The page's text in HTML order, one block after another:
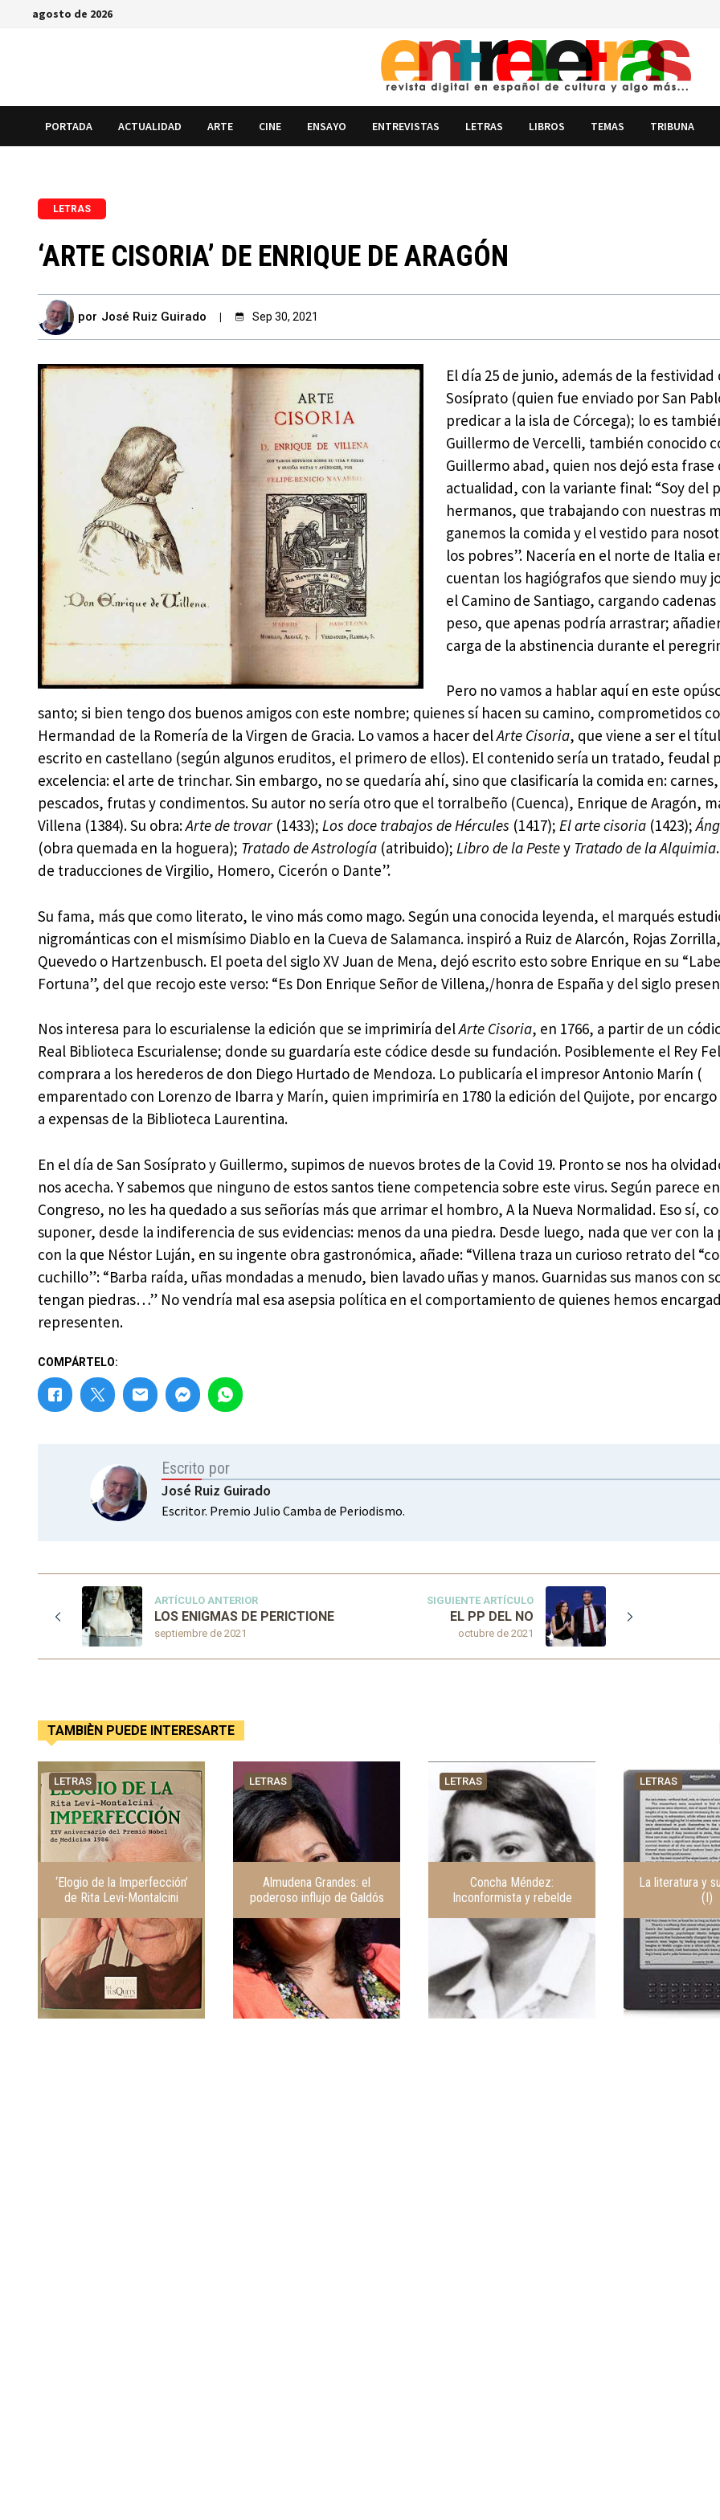
Saltaragosto de 2026
PORTADA ACTUALIDAD ARTE CINE ENSAYO ENTREVISTAS LETRAS LIBROS TEMAS TRIBUNA
LETRAS
‘ARTE CISORIA’ DE ENRIQUE DE ARAGÓN
por José Ruiz Guirado Sep 30, 2021
El día 25 de junio, además de la festividad
Sosíprato (quien fue enviado por San
predicar a la isla de Córcega); lo es
Guillermo de Vercelli, también conocido
Guillermo abad, quien nos dejó esta frase
actualidad, con la variante final: “Soy del
hermanos, que trabajando con nuestras
ganemos la comida y el vestido para
los pobres”. Nacería en el norte de Italia
cuentan los hagiógrafos que siendo muy
el Camino de Santiago, cargando
peso, que apenas podría arrastrar;
carga de la abstinencia durante el
Pero no vamos a hablar aquí en este
santo; si bien tengo dos buenos amigos con este nombre; quienes sí hacen su camino, comprometidos
Hermandad de la Romería de la Virgen de Gracia. Lo vamos a hacer delArte Cisoria, que viene a ser el
escrito en castellano (según algunos eruditos, el primero de ellos). El contenido sería un tratado, feudal
excelencia: el arte de trinchar. Sin embargo, no se quedaría ahí, sino que clasificaría la comida en:
pescados, frutas y condimentos. Su autor no sería otro que el torralbeño (Cuenca), Enrique de Aragón,
Villena (1384). Su obra:Arte de trovar(1433); Los doce trabajos de Hércules (1417); El arte cisoria(1423);
(obra quemada en la hoguera); Tratado de Astrología(atribuido); Libro de la Pestey Tratado de la Alquimia
de traducciones de Virgilio, Homero, Cicerón o Dante”.
Su fama, más que como literato, le vino más como mago. Según una conocida leyenda, el marqués
nigrománticas con el mismísimo Diablo en la Cueva de Salamanca. inspiró a Ruiz de Alarcón, Rojas
Quevedo o Hartzenbusch. El poeta del siglo XV Juan de Mena, dejó escrito esto sobre Enrique en su
Fortuna”, del que recojo este verso: “Es Don Enrique Señor de Villena,/honra de España y del siglo
Nos interesa para lo escurialense la edición que se imprimiría delArte Cisoria, en 1766, a partir de un
Real Biblioteca Escurialense; donde su guardaría este códice desde su fundación. Posiblemente el Rey
comprara a los herederos de don Diego Hurtado de Mendoza. Lo publicaría el impresor Antonio Marín (
emparentado con Lorenzo de Ibarra y Marín, quien imprimiría en 1780 la edición del Quijote, por encargo
a expensas de la Biblioteca Laurentina.
En el día de San Sosíprato y Guillermo, supimos de nuevos brotes de la Covid 19. Pronto se nos ha
nos acecha. Y sabemos que ninguno de estos santos tiene competencia sobre este virus. Según parece
Congreso, no les ha quedado a sus señorías más que arrimar el hombro, A la Nueva Normalidad. Eso sí,
suponer, desde la indiferencia de sus evidencias: menos da una piedra. Desde luego, nada que ver con
con la que Néstor Luján, en su ingente obra gastronómica, añade: “Villena traza un curioso retrato del
cuchillo”: “Barba raída, uñas mondadas a menudo, bien lavado uñas y manos. Guarnidas sus manos con
tengan piedras…” No vendría mal esa asepsia política en el comportamiento de quienes hemos
representen.
COMPÁRTELO:
Escrito por
José Ruiz Guirado
Escritor. Premio Julio Camba de Periodismo.
ARTÍCULO ANTERIOR
septiembre de 2021
LOS ENIGMAS DE PERICTIONE
SIGUIENTE ARTÍCULO
octubre de 2021
EL PP DEL NO
TAMBIÈN PUEDE INTERESARTE
LETRAS
‘Elogio de la Imperfección’
de Rita Levi-Montalcini
LETRAS
Almudena Grandes: el
poderoso influjo de Galdós
LETRAS
Concha Méndez:
Inconformista y rebelde
LETRAS
La literatura y
(I)